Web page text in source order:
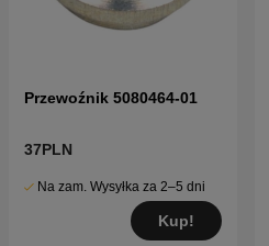
Przewoźnik 5080464-01
37PLN
Na zam. Wysyłka za 2–5 dni
Kup!